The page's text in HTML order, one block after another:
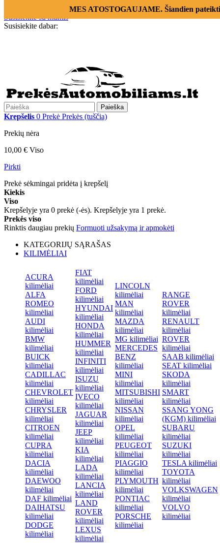
MES ATOSTOGAUJAME. Šiandien
Susisiekite su mumis
Susisiekite dabar:
Paieška
Krepšelis 0 Prekė Prekės (tuščia)
Prekių nėra
10,00 € Viso
Pirkti
Prekė sėkmingai pridėta į krepšelį
Kiekis
Viso
Krepšelyje yra 0 prekė (-ės). Krepšelyje yra 1 prekė.
Prekės viso
Rinktis daugiau prekių Formuoti užsakymą ir apmokėti
KATEGORIJŲ SĄRAŠAS
KILIMĖLIAI
ACURA
kilimėliai
ALFA
ROMEO
kilimėliai
AUDI
kilimėliai
BMW
kilimėliai
BUICK
kilimėliai
CADILLAC
kilimėliai
CHEVROLET
kilimėliai
CHRYSLER
kilimėliai
CITROEN
kilimėliai
CUPRA
kilimėliai
DACIA
kilimėliai
DAEWOO
kilimėliai
DAF kilimėliai
DAIHATSU
kilimėliai
DODGE
kilimėliai
FIAT
kilimėliai
FORD
kilimėliai
HYUNDAI
kilimėliai
HONDA
kilimėliai
HUMMER
kilimėliai
INFINITI
kilimėliai
ISUZU
kilimėliai
IVECO
kilimėliai
JAGUAR
kilimėliai
JEEP
kilimėliai
KIA
kilimėliai
LADA
kilimėliai
LANCIA
kilimėliai
LAND
ROVER
kilimėliai
LEXUS
kilimėliai
LINCOLN
kilimėliai
MAN
kilimėliai
MAZDA
kilimėliai
MG kilimėliai
MERCEDES
BENZ
kilimėliai
MINI
kilimėliai
MITSUBISHI
kilimėliai
NISSAN
kilimėliai
OPEL
kilimėliai
PEUGEOT
kilimėliai
PIAGGIO
kilimėliai
PLYMOUTH
kilimėliai
PONTIAC
kilimėliai
PORSCHE
kilimėliai
RANGE
ROVER
kilimėliai
RENAULT
kilimėliai
ROVER
kilimėliai
SAAB kilimėliai
SEAT kilimėliai
SKODA
kilimėliai
SMART
kilimėliai
SSANG YONG
(KGM) kilimėliai
SUBARU
kilimėliai
SUZUKI
kilimėliai
TESLA kilimėliai
TOYOTA
kilimėliai
VOLKSWAGEN
kilimėliai
VOLVO
kilimėliai